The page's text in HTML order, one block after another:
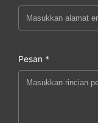
Pesan *